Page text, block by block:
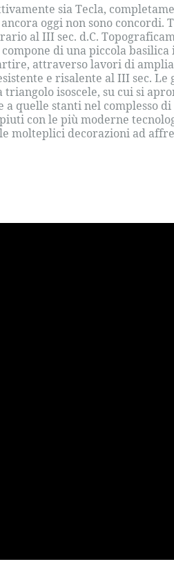
sia Tecla,
oggi non sono concordi.
al III sec. d.C.
di una piccola basilica
attraverso lavori di
e risalente al III sec. Le
isoscele, su cui si
quelle stanti nel complesso di
con le più moderne
molteplici decorazioni ad